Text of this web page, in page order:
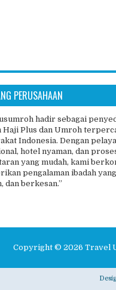
PERUSAHAAN
hadir sebagai
Haji Plus dan Umroh
Indonesia. Dengan
hotel nyaman, dan
yang mudah, kami
pengalaman ibadah
dan berkesan.”
Copyright © 2026 Travel